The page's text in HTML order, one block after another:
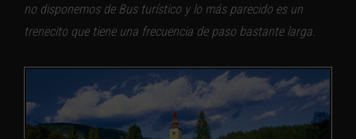
no disponemos de Bus turístico y lo más parecido es un
trenecito que tiene una frecuencia de paso bastante larga.